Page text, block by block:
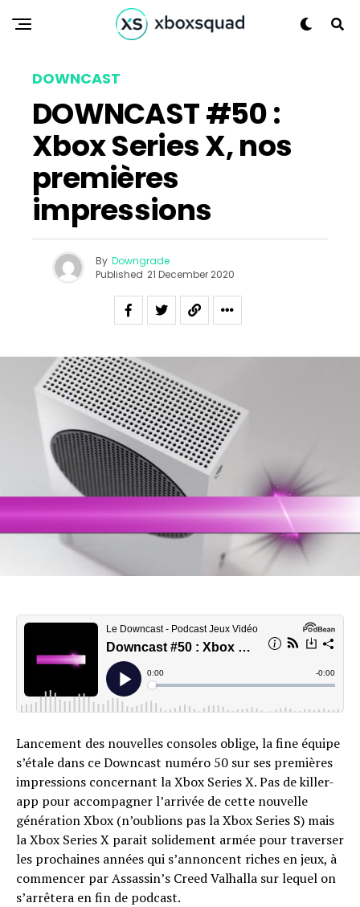
DOWNCAST
DOWNCAST #50 :
Xbox Series X, nos
premières
impressions
By Downgrade
Published 21 December 2020
Lancement des nouvelles consoles oblige, la fine équipe
s’étale dans ce Downcast numéro 50 sur ses premières
impressions concernant la Xbox Series X. Pas de killer-
app pour accompagner l’arrivée de cette nouvelle
génération Xbox (n’oublions pas la Xbox Series S) mais
la Xbox Series X parait solidement armée pour traverser
les prochaines années qui s’annoncent riches en jeux, à
commencer par Assassin’s Creed Valhalla sur lequel on
s’arrêtera en fin de podcast.